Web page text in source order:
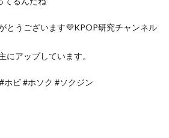
とうございます💜KPOP研究チャンネル
にアップしています。
ホビ #ホソク #ソクジン